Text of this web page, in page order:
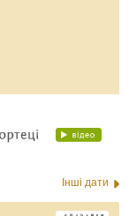
Інші дати